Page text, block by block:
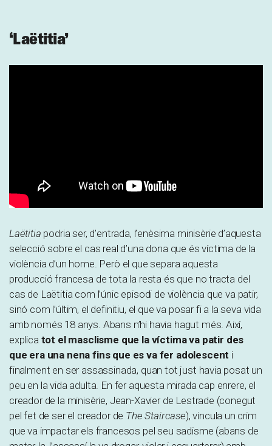
‘Laëtitia’
Laëtitia podria ser, d’entrada, l’enèsima minisèrie d’aquesta
selecció sobre el cas real d’una dona que és víctima de la
violència d’un home. Però el que separa aquesta
producció francesa de tota la resta és que no tracta del
cas de Laëtitia com l’únic episodi de violència que va patir,
sinó com l’últim, el definitiu, el que va posar fi a la seva vida
amb només 18 anys. Abans n’hi havia hagut més. Així,
explica tot el masclisme que la víctima va patir des
que era una nena fins que es va fer adolescent i
finalment en ser assassinada, quan tot just havia posat un
peu en la vida adulta. En fer aquesta mirada cap enrere, el
creador de la minisèrie, Jean-Xavier de Lestrade (conegut
pel fet de ser el creador de The Staircase), vincula un crim
que va impactar els francesos pel seu sadisme (abans de